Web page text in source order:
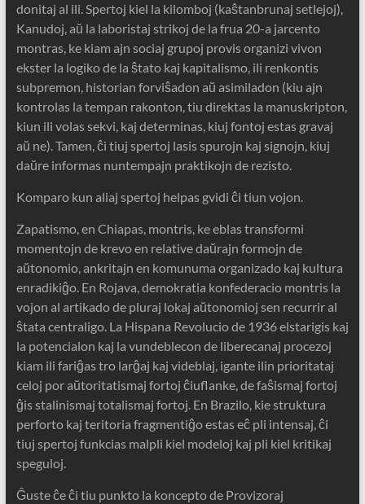
donitaj al ili. Spertoj kiel la kilomboj (kaŝtanbrunaj setlejoj),
Kanudoj, aŭ la laboristaj strikoj de la frua 20-a jarcento
montras, ke kiam ajn sociaj grupoj provis organizi vivon
ekster la logiko de la ŝtato kaj kapitalismo, ili renkontis
subpremon, historian forviŝadon aŭ asimiladon (kiu ajn
kontrolas la tempan rakonton, tiu direktas la manuskripton,
kiun ili volas sekvi, kaj determinas, kiuj fontoj estas gravaj
aŭ ne). Tamen, ĉi tiuj spertoj lasis spurojn kaj signojn, kiuj
daŭre informas nuntempajn praktikojn de rezisto.
Komparo kun aliaj spertoj helpas gvidi ĉi tiun vojon.
Zapatismo, en Chiapas, montris, ke eblas transformi
momentojn de krevo en relative daŭrajn formojn de
aŭtonomio, ankritajn en komunuma organizado kaj kultura
enradikiĝo. En Rojava, demokratia konfederacio montris la
vojon al artikado de pluraj lokaj aŭtonomioj sen recurrir al
ŝtata centraligo. La Hispana Revolucio de 1936 elstarigis kaj
la potencialon kaj la vundeblecon de liberecanaj procezoj
kiam ili fariĝas tro larĝaj kaj videblaj, igante ilin prioritataj
celoj por aŭtoritatismaj fortoj ĉiuflanke, de faŝismaj fortoj
ĝis stalinismaj totalismaj fortoj. En Brazilo, kie struktura
perforto kaj teritoria fragmentiĝo estas eĉ pli intensaj, ĉi
tiuj spertoj funkcias malpli kiel modeloj kaj pli kiel kritikaj
speguloj.
Ĝuste ĉe ĉi tiu punkto la koncepto de Provizoraj